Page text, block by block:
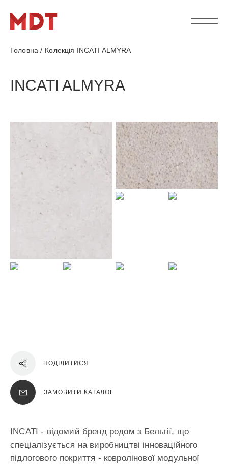
Головна / Колекція INCATI ALMYRA
INCATI ALMYRA
ПОДІЛИТИСЯ
ЗАМОВИТИ КАТАЛОГ
INCATI - відомий бренд родом з Бельгії, що
спеціалізується на виробництві інноваційного
підлогового покриття - ковролінової модульної